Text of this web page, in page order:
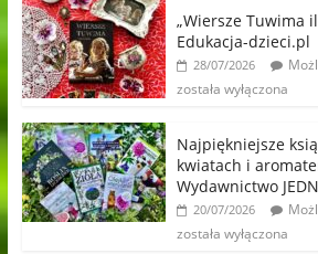
„Wiersze Tuwima
Edukacja-dzieci.pl
28/07/2026
została wyłączona
Najpiękniejsze
kwiatach i
Wydawnictwo
20/07/2026
została wyłączona